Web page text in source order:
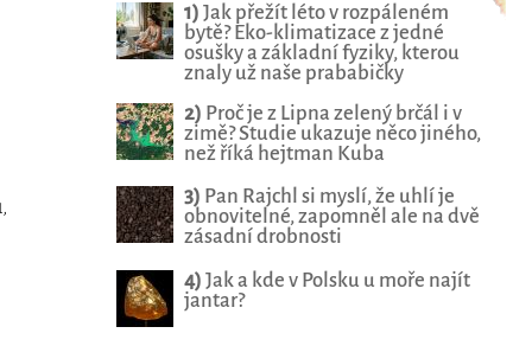
1) Jak přežít léto v rozpáleném
bytě? Eko-klimatizace z jedné
osušky a základní fyziky, kterou
znaly už naše prababičky
2) Proč je z Lipna zelený brčál i v
zimě? Studie ukazuje něco jiného,
než říká hejtman Kuba
3) Pan Rajchl si myslí, že uhlí je
obnovitelné, zapomněl ale na dvě
zásadní drobnosti
4) Jak a kde v Polsku u moře najít
jantar?